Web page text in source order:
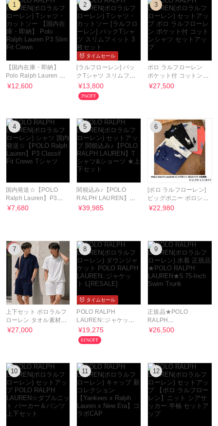
1
【国内在庫・即納】
Polo Ralph Lauren P3
Slim Fit Crews
¥12,600
2
タイムセール
[ラルフローレン] パッ
クTシャツ スリムフィ
ット 3枚セット
¥13,800
3%OFF
3
ポロ ラルフローレン
ポケット付 コットンシ
ャツ セットアップ
¥27,500
4
国内発送☆【POLO
Ralph Lauren】P3
Classif Fit Crews Tシ
¥7,680
5
関税込み♪【POLO
RALPH LAUREN】T
シャツ&ショーツ ★上
¥39,985
6
[ポロ ラルフローレン]
ビッグポニー ポロシャ
ツ 5色展開
¥22,980
7
上下セット ポロラルフ
ローレン タオル素材
トップス＆パンツ
¥27,000
8
タイムセール
POLO RALPH
LAUREN::ジャケッ
ト:L[RESALE]
¥19,275
61%OFF
9
正規品★POLO
RALPH
LAUREN★5.75-Inch
¥26,500
10 11 12